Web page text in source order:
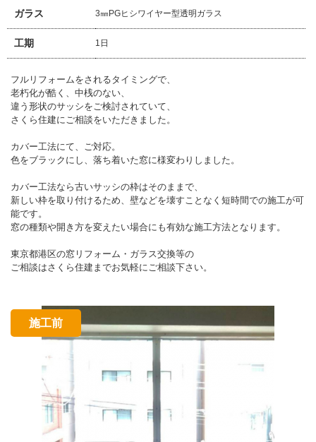
ガラス 3㎜PGヒシワイヤー型透明ガラス
工期 1日
フルリフォームをされるタイミングで、
老朽化が酷く、中桟のない、
違う形状のサッシをご検討されていて、
さくら住建にご相談をいただきました。
カバー工法にて、ご対応。
色をブラックにし、落ち着いた窓に様変わりしました。
カバー工法なら古いサッシの枠はそのままで、
新しい枠を取り付けるため、壁などを壊すことなく短時間での施工が可
能です。
窓の種類や開き方を変えたい場合にも有効な施工方法となります。
東京都港区の窓リフォーム・ガラス交換等の
ご相談はさくら住建までお気軽にご相談下さい。
施工前